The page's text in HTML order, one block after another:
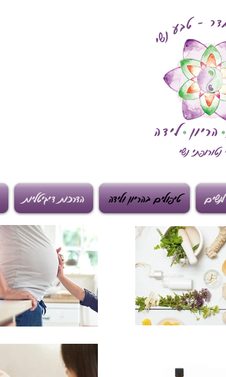
טיפולים בהריון ולידה הדרכות דיגיטליות